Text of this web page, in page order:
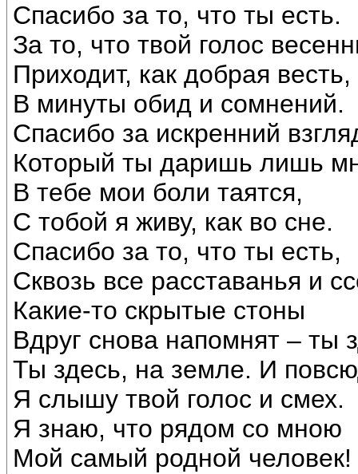
Спасибо за то, что ты есть.
За то, что твой голос
Приходит, как добрая весть,
В минуты обид и сомнений.
Спасибо за искренний
Который ты даришь лишь
В тебе мои боли таятся,
С тобой я живу, как во сне.
Спасибо за то, что ты есть,
Сквозь все расставанья и
Какие-то скрытые стоны
Вдруг снова напомнят – ты
Ты здесь, на земле. И
Я слышу твой голос и смех.
Я знаю, что рядом со мною
Мой самый родной человек!